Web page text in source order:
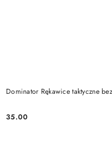
Dominator Rękawice taktyczne
Cena:
35.00